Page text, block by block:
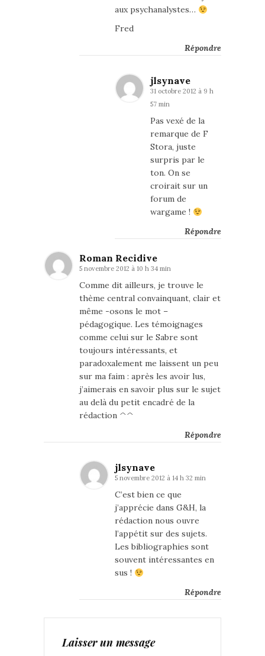
aux psychanalystes…
Fred
Répondre
jlsynave
31 octobre 2012 à 9 h
57 min
Pas vexé de la
remarque de F
Stora, juste
surpris par le
ton. On se
croirait sur un
forum de
wargame !
Répondre
Roman Recidive
5 novembre 2012 à 10 h 34 min
Comme dit ailleurs, je trouve le
thème central convainquant, clair et
même -osons le mot –
pédagogique. Les témoignages
comme celui sur le Sabre sont
toujours intéressants, et
paradoxalement me laissent un peu
sur ma faim : après les avoir lus,
j’aimerais en savoir plus sur le sujet
au delà du petit encadré de la
rédaction ^^
Répondre
jlsynave
5 novembre 2012 à 14 h 32 min
C’est bien ce que
j’apprécie dans G&H, la
rédaction nous ouvre
l’appétit sur des sujets.
Les bibliographies sont
souvent intéressantes en
sus !
Répondre
Laisser un message